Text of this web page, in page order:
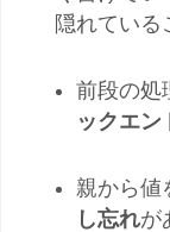
隠れている
前段の処
ックエン
親から値
し忘れが